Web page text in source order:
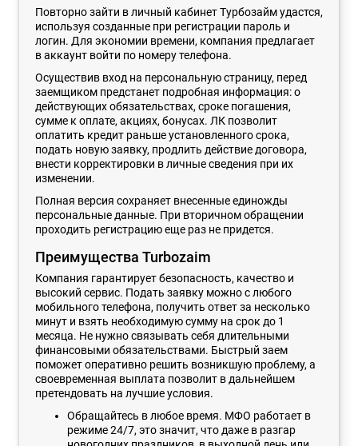
Повторно зайти в личный кабинет Турбозайм удастся,
используя созданные при регистрации пароль и
логин. Для экономии времени, компания предлагает
в аккаунт войти по номеру телефона.
Осуществив вход на персональную страницу, перед
заемщиком предстанет подробная информация: о
действующих обязательствах, сроке погашения,
сумме к оплате, акциях, бонусах. ЛК позволит
оплатить кредит раньше установленного срока,
подать новую заявку, продлить действие договора,
внести корректировки в личные сведения при их
изменении.
Полная версия сохраняет внесенные единожды
персональные данные. При вторичном обращении
проходить регистрацию еще раз не придется.
Преимущества Turbozaim
Компания гарантирует безопасность, качество и
высокий сервис. Подать заявку можно с любого
мобильного телефона, получить ответ за несколько
минут и взять необходимую сумму на срок до 1
месяца. Не нужно связывать себя длительными
финансовыми обязательствами. Быстрый заем
поможет оперативно решить возникшую проблему, а
своевременная выплата позволит в дальнейшем
претендовать на лучшие условия.
Обращайтесь в любое время. МФО работает в
режиме 24/7, это значит, что даже в разгар